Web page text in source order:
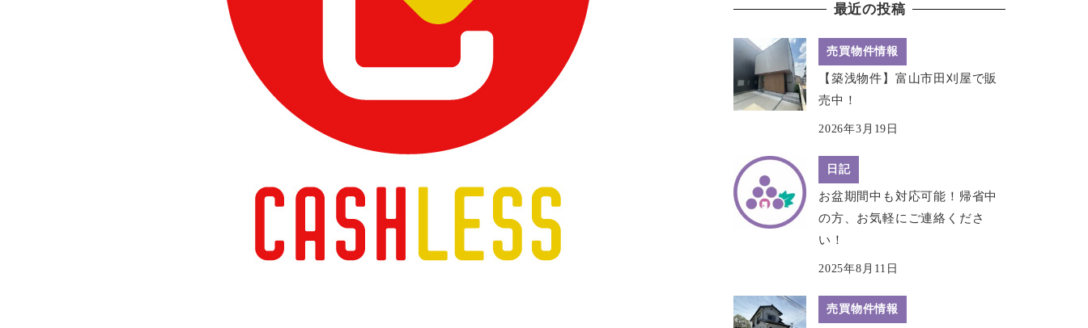
最近の投稿
売買物件情報
【築浅物件】富山市田刈屋で販
売中！
2026年3月19日
日記
お盆期間中も対応可能！帰省中
の方、お気軽にご連絡くださ
い！
2025年8月11日
売買物件情報